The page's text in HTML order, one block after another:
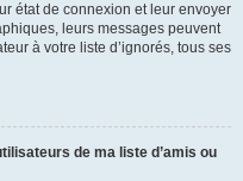
état de connexion et leur envoyer
leurs messages peuvent
à votre liste d’ignorés, tous ses
de ma liste d’amis ou